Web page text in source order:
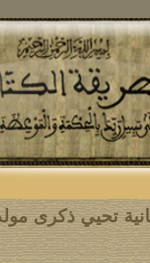
تحيي ذكرى مولد